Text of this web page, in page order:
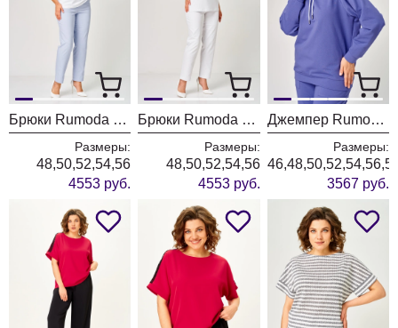
Брюки Rumoda 2289 голубой
Размеры:
48,50,52,54,56
4553 руб.
Брюки Rumoda 2289 белый
Размеры:
48,50,52,54,56
4553 руб.
Джемпер Rumoda 2270 фиолетовый
Размеры:
3567 руб.